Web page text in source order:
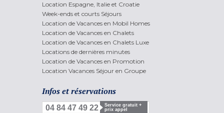
Location Espagne, Italie et Croatie
Week-ends et courts Séjours
Location de Vacances en Mobil Homes
Location de Vacances en Chalets
Location de Vacances en Chalets Luxe
Locations de dernières minutes
Location de Vacances en Promotion
Location Vacances Séjour en Groupe
Infos et réservations
04 84 47 49 22
Service gratuit +
prix appel